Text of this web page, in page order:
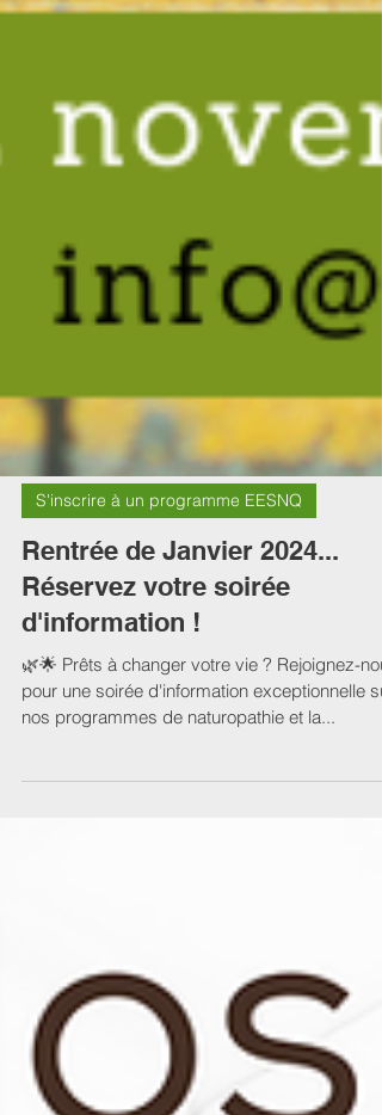
S'inscrire à un programme EESNQ
Rentrée de Janvier 2024...
Réservez votre soirée
d'information !
pour une soirée d'information exceptionnelle